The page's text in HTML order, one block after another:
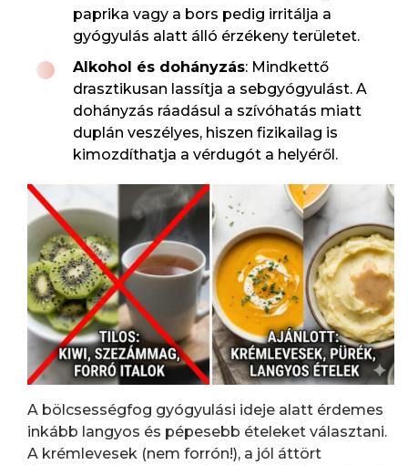
paprika vagy a bors pedig irritálja a
gyógyulás alatt álló érzékeny területet.
Alkohol és dohányzás: Mindkettő
drasztikusan lassítja a sebgyógyulást. A
dohányzás ráadásul a szívóhatás miatt
duplán veszélyes, hiszen fizikailag is
kimozdíthatja a vérdugót a helyéről.
A bölcsességfog gyógyulási ideje alatt érdemes
inkább langyos és pépesebb ételeket választani.
A krémlevesek (nem forrón!), a jól áttört